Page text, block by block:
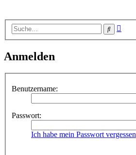
Suche
Anmelden
Benutzername:
Passwort:
Ich habe mein Passwort vergessen